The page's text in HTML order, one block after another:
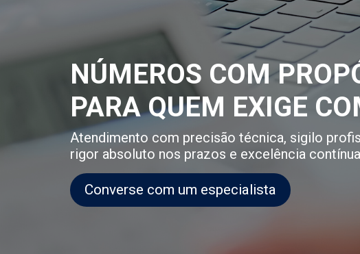
NÚMEROS COM
PARA QUEM EXIGE
Atendimento com precisão técnica, sigilo
rigor absoluto nos prazos e excelência
Converse com um especialista